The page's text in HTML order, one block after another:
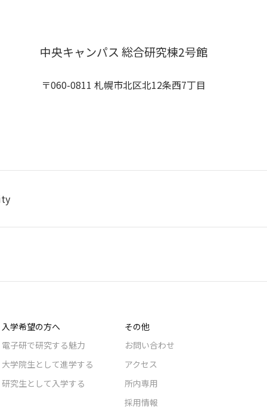
中央キャンパス 総合研究棟2号館
〒060-0811 札幌市北区北12条西7丁目
入学希望の方へ
電子研で研究する魅力
大学院生として進学する
研究生として入学する
その他
お問い合わせ
アクセス
所内専用
採用情報